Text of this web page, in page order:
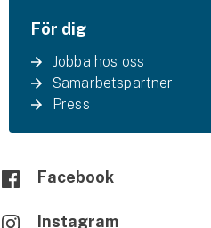
För dig
Jobba hos oss
Samarbetspartner
Press
Facebook
Instagram